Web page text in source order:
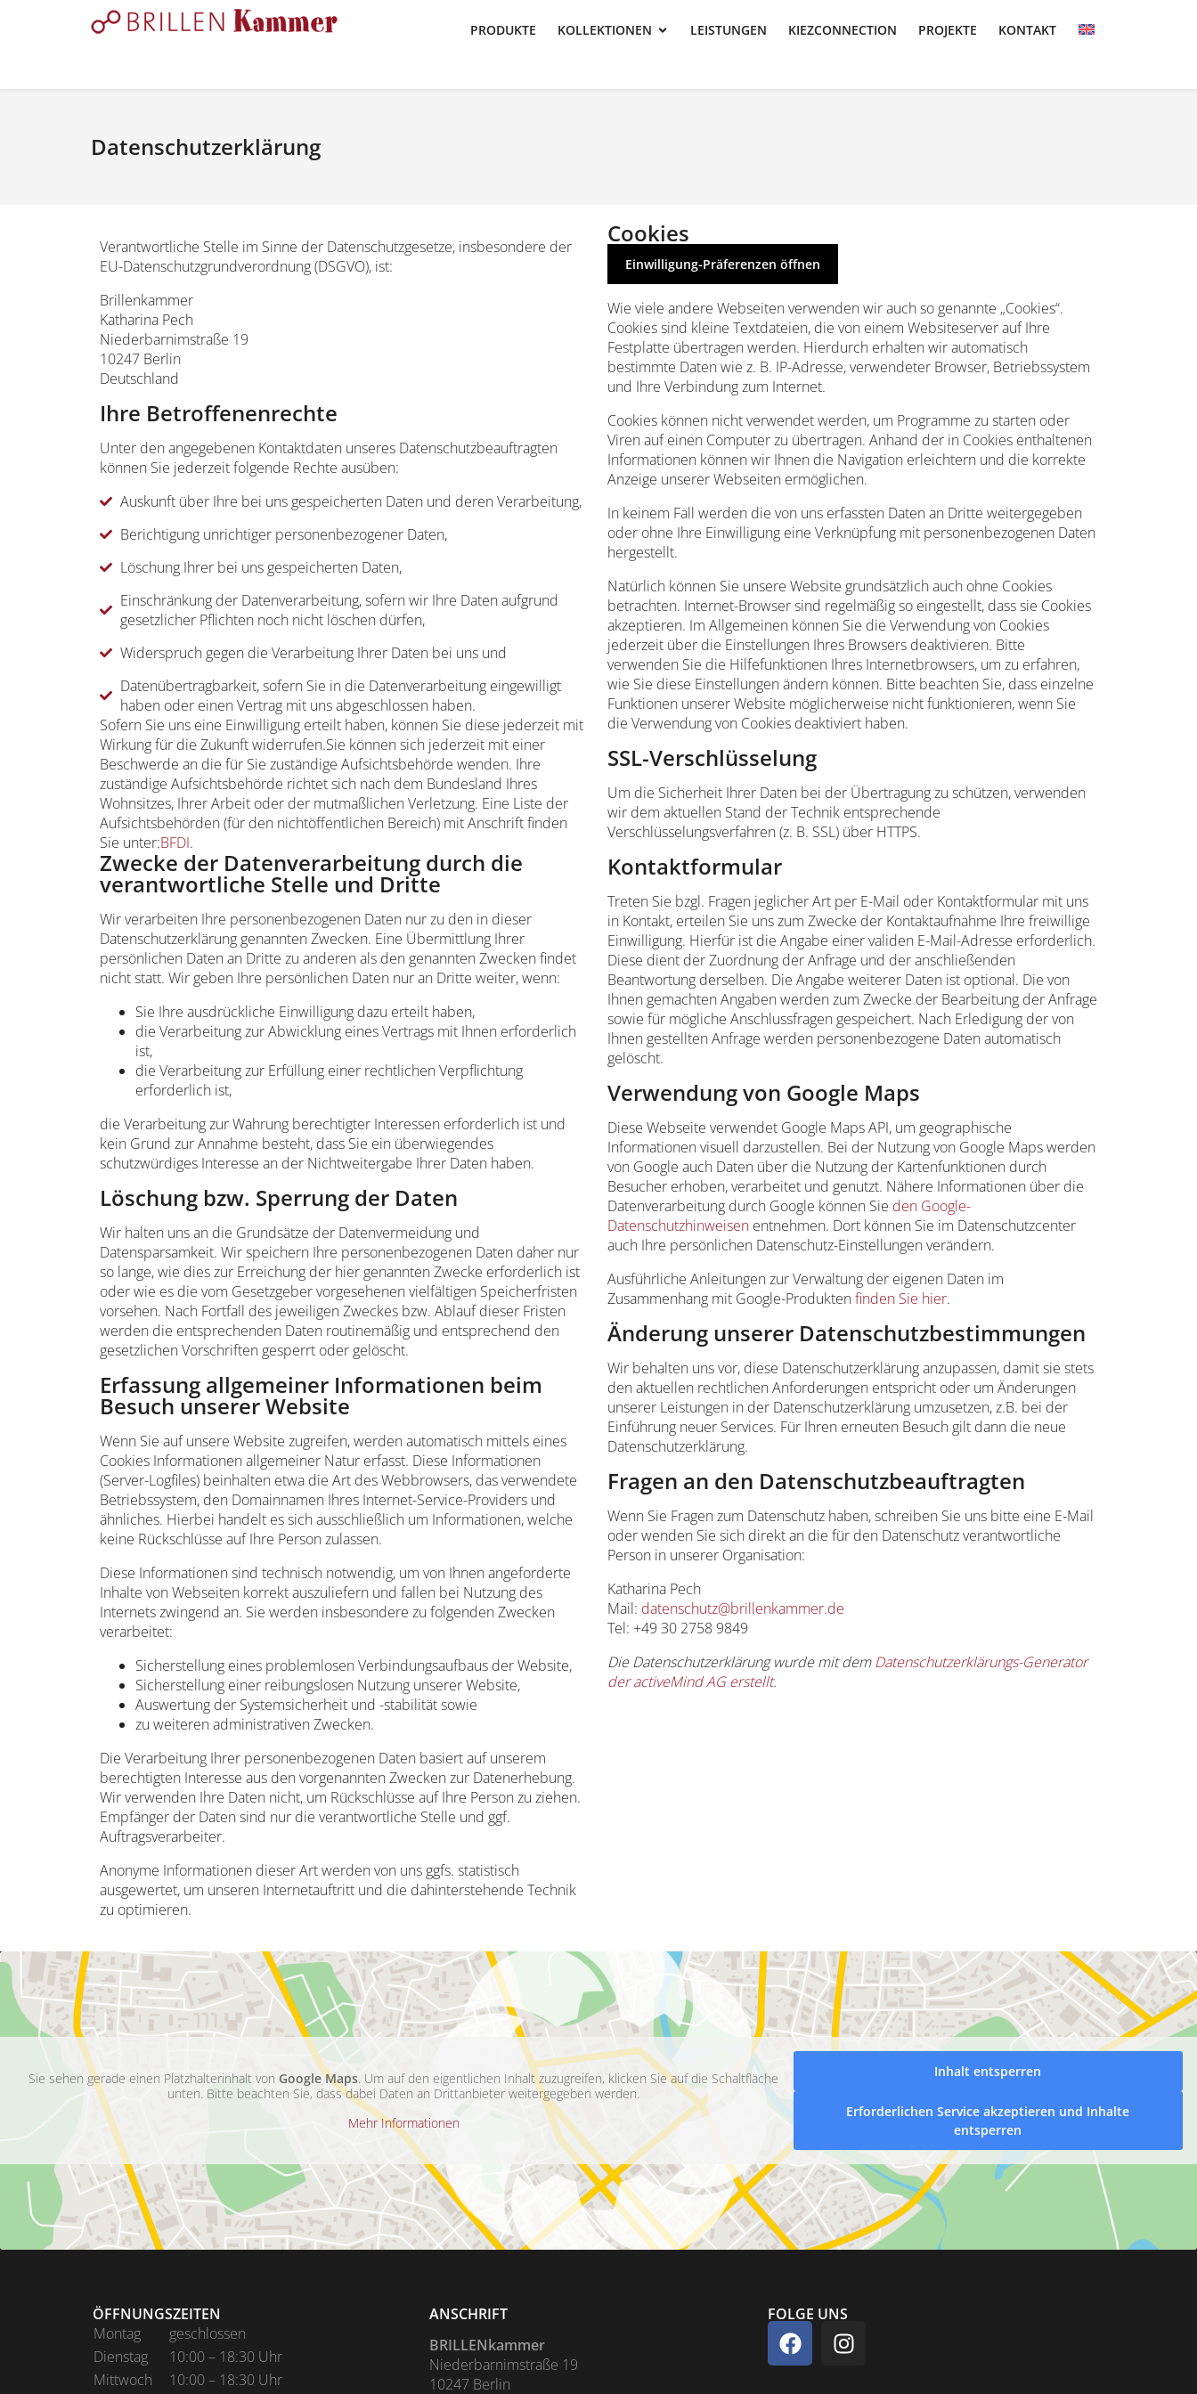
PRODUKTE KOLLEKTIONEN LEISTUNGEN KIEZCONNECTION PROJEKTE KONTAKT
Datenschutzerklärung
Verantwortliche Stelle im Sinne der Datenschutzgesetze, insbesondere der
EU-Datenschutzgrundverordnung (DSGVO), ist:
Brillenkammer
Katharina Pech
Niederbarnimstraße 19
10247 Berlin
Deutschland
Ihre Betroffenenrechte
Unter den angegebenen Kontaktdaten unseres Datenschutzbeauftragten
können Sie jederzeit folgende Rechte ausüben:
Auskunft über Ihre bei uns gespeicherten Daten und deren Verarbeitung,
Berichtigung unrichtiger personenbezogener Daten,
Löschung Ihrer bei uns gespeicherten Daten,
Einschränkung der Datenverarbeitung, sofern wir Ihre Daten aufgrund
gesetzlicher Pflichten noch nicht löschen dürfen,
Widerspruch gegen die Verarbeitung Ihrer Daten bei uns und
Datenübertragbarkeit, sofern Sie in die Datenverarbeitung eingewilligt
haben oder einen Vertrag mit uns abgeschlossen haben.
Sofern Sie uns eine Einwilligung erteilt haben, können Sie diese jederzeit mit
Wirkung für die Zukunft widerrufen.Sie können sich jederzeit mit einer
Beschwerde an die für Sie zuständige Aufsichtsbehörde wenden. Ihre
zuständige Aufsichtsbehörde richtet sich nach dem Bundesland Ihres
Wohnsitzes, Ihrer Arbeit oder der mutmaßlichen Verletzung. Eine Liste der
Aufsichtsbehörden (für den nichtöffentlichen Bereich) mit Anschrift finden
Sie unter:BFDI.
Zwecke der Datenverarbeitung durch die
verantwortliche Stelle und Dritte
Wir verarbeiten Ihre personenbezogenen Daten nur zu den in dieser
Datenschutzerklärung genannten Zwecken. Eine Übermittlung Ihrer
persönlichen Daten an Dritte zu anderen als den genannten Zwecken findet
nicht statt. Wir geben Ihre persönlichen Daten nur an Dritte weiter, wenn:
Sie Ihre ausdrückliche Einwilligung dazu erteilt haben,
die Verarbeitung zur Abwicklung eines Vertrags mit Ihnen erforderlich
ist,
die Verarbeitung zur Erfüllung einer rechtlichen Verpflichtung
erforderlich ist,
die Verarbeitung zur Wahrung berechtigter Interessen erforderlich ist und
kein Grund zur Annahme besteht, dass Sie ein überwiegendes
schutzwürdiges Interesse an der Nichtweitergabe Ihrer Daten haben.
Löschung bzw. Sperrung der Daten
Wir halten uns an die Grundsätze der Datenvermeidung und
Datensparsamkeit. Wir speichern Ihre personenbezogenen Daten daher nur
so lange, wie dies zur Erreichung der hier genannten Zwecke erforderlich ist
oder wie es die vom Gesetzgeber vorgesehenen vielfältigen Speicherfristen
vorsehen. Nach Fortfall des jeweiligen Zweckes bzw. Ablauf dieser Fristen
werden die entsprechenden Daten routinemäßig und entsprechend den
gesetzlichen Vorschriften gesperrt oder gelöscht.
Erfassung allgemeiner Informationen beim
Besuch unserer Website
Wenn Sie auf unsere Website zugreifen, werden automatisch mittels eines
Cookies Informationen allgemeiner Natur erfasst. Diese Informationen
(Server-Logfiles) beinhalten etwa die Art des Webbrowsers, das verwendete
Betriebssystem, den Domainnamen Ihres Internet-Service-Providers und
ähnliches. Hierbei handelt es sich ausschließlich um Informationen, welche
keine Rückschlüsse auf Ihre Person zulassen.
Diese Informationen sind technisch notwendig, um von Ihnen angeforderte
Inhalte von Webseiten korrekt auszuliefern und fallen bei Nutzung des
Internets zwingend an. Sie werden insbesondere zu folgenden Zwecken
verarbeitet:
Sicherstellung eines problemlosen Verbindungsaufbaus der Website,
Sicherstellung einer reibungslosen Nutzung unserer Website,
Auswertung der Systemsicherheit und -stabilität sowie
zu weiteren administrativen Zwecken.
Die Verarbeitung Ihrer personenbezogenen Daten basiert auf unserem
berechtigten Interesse aus den vorgenannten Zwecken zur Datenerhebung.
Wir verwenden Ihre Daten nicht, um Rückschlüsse auf Ihre Person zu ziehen.
Empfänger der Daten sind nur die verantwortliche Stelle und ggf.
Auftragsverarbeiter.
Anonyme Informationen dieser Art werden von uns ggfs. statistisch
ausgewertet, um unseren Internetauftritt und die dahinterstehende Technik
zu optimieren.
Cookies
Einwilligung-Präferenzen öffnen
Wie viele andere Webseiten verwenden wir auch so genannte „Cookies“.
Cookies sind kleine Textdateien, die von einem Websiteserver auf Ihre
Festplatte übertragen werden. Hierdurch erhalten wir automatisch
bestimmte Daten wie z. B. IP-Adresse, verwendeter Browser, Betriebssystem
und Ihre Verbindung zum Internet.
Cookies können nicht verwendet werden, um Programme zu starten oder
Viren auf einen Computer zu übertragen. Anhand der in Cookies enthaltenen
Informationen können wir Ihnen die Navigation erleichtern und die korrekte
Anzeige unserer Webseiten ermöglichen.
In keinem Fall werden die von uns erfassten Daten an Dritte weitergegeben
oder ohne Ihre Einwilligung eine Verknüpfung mit personenbezogenen Daten
hergestellt.
Natürlich können Sie unsere Website grundsätzlich auch ohne Cookies
betrachten. Internet-Browser sind regelmäßig so eingestellt, dass sie Cookies
akzeptieren. Im Allgemeinen können Sie die Verwendung von Cookies
jederzeit über die Einstellungen Ihres Browsers deaktivieren. Bitte
verwenden Sie die Hilfefunktionen Ihres Internetbrowsers, um zu erfahren,
wie Sie diese Einstellungen ändern können. Bitte beachten Sie, dass einzelne
Funktionen unserer Website möglicherweise nicht funktionieren, wenn Sie
die Verwendung von Cookies deaktiviert haben.
SSL-Verschlüsselung
Um die Sicherheit Ihrer Daten bei der Übertragung zu schützen, verwenden
wir dem aktuellen Stand der Technik entsprechende
Verschlüsselungsverfahren (z. B. SSL) über HTTPS.
Kontaktformular
Treten Sie bzgl. Fragen jeglicher Art per E-Mail oder Kontaktformular mit uns
in Kontakt, erteilen Sie uns zum Zwecke der Kontaktaufnahme Ihre freiwillige
Einwilligung. Hierfür ist die Angabe einer validen E-Mail-Adresse erforderlich.
Diese dient der Zuordnung der Anfrage und der anschließenden
Beantwortung derselben. Die Angabe weiterer Daten ist optional. Die von
Ihnen gemachten Angaben werden zum Zwecke der Bearbeitung der Anfrage
sowie für mögliche Anschlussfragen gespeichert. Nach Erledigung der von
Ihnen gestellten Anfrage werden personenbezogene Daten automatisch
gelöscht.
Verwendung von Google Maps
Diese Webseite verwendet Google Maps API, um geographische
Informationen visuell darzustellen. Bei der Nutzung von Google Maps werden
von Google auch Daten über die Nutzung der Kartenfunktionen durch
Besucher erhoben, verarbeitet und genutzt. Nähere Informationen über die
Datenverarbeitung durch Google können Sie den Google-
Datenschutzhinweisen entnehmen. Dort können Sie im Datenschutzcenter
auch Ihre persönlichen Datenschutz-Einstellungen verändern.
Ausführliche Anleitungen zur Verwaltung der eigenen Daten im
Zusammenhang mit Google-Produktenfinden Sie hier.
Änderung unserer Datenschutzbestimmungen
Wir behalten uns vor, diese Datenschutzerklärung anzupassen, damit sie stets
den aktuellen rechtlichen Anforderungen entspricht oder um Änderungen
unserer Leistungen in der Datenschutzerklärung umzusetzen, z.B. bei der
Einführung neuer Services. Für Ihren erneuten Besuch gilt dann die neue
Datenschutzerklärung.
Fragen an den Datenschutzbeauftragten
Wenn Sie Fragen zum Datenschutz haben, schreiben Sie uns bitte eine E-Mail
oder wenden Sie sich direkt an die für den Datenschutz verantwortliche
Person in unserer Organisation:
Katharina Pech
Mail: datenschutz@brillenkammer.de
Tel: +49 30 2758 9849
Die Datenschutzerklärung wurde mit demDatenschutzerklärungs-Generator
der activeMind AG erstellt.
Sie sehen gerade einen Platzhalterinhalt von Google Maps. Um auf den eigentlichen Inhalt zuzugreifen, klicken Sie auf die Schaltfläche
unten. Bitte beachten Sie, dass dabei Daten an Drittanbieter weitergegeben werden.
Mehr Informationen
Inhalt entsperren
Erforderlichen Service akzeptieren und Inhalte
entsperren
ÖFFNUNGSZEITEN
Montag
geschlossen
Dienstag
10:00 – 18:30 Uhr
Mittwoch
10:00 – 18:30 Uhr
ANSCHRIFT
BRILLENkammer
Niederbarnimstraße 19
10247 Berlin
FOLGE UNS